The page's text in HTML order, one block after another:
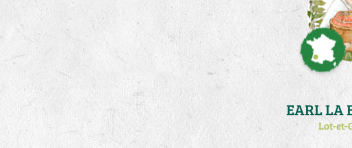
EARL LA
Lot-et-